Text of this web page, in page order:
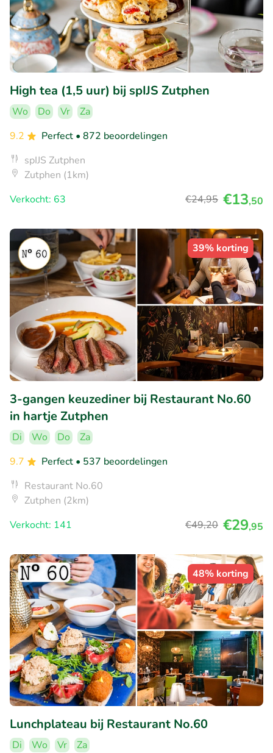
High tea (1,5 uur) bij spIJS Zutphen
Wo Do Vr
Za
9.2
Perfect • 872 beoordelingen
spIJS Zutphen
Zutphen (1km)
Verkocht: 63
€24,95 €13,50
39% korting
3-gangen keuzediner bij Restaurant No.60
in hartje Zutphen
Di Wo Do
Za
9.7
Perfect • 537 beoordelingen
Restaurant No.60
Zutphen (2km)
Verkocht: 141
€49,20 €29,95
48% korting
Lunchplateau bij Restaurant No.60
Di Wo Vr
Za